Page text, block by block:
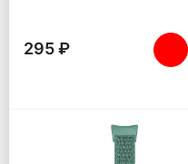
295 ₽